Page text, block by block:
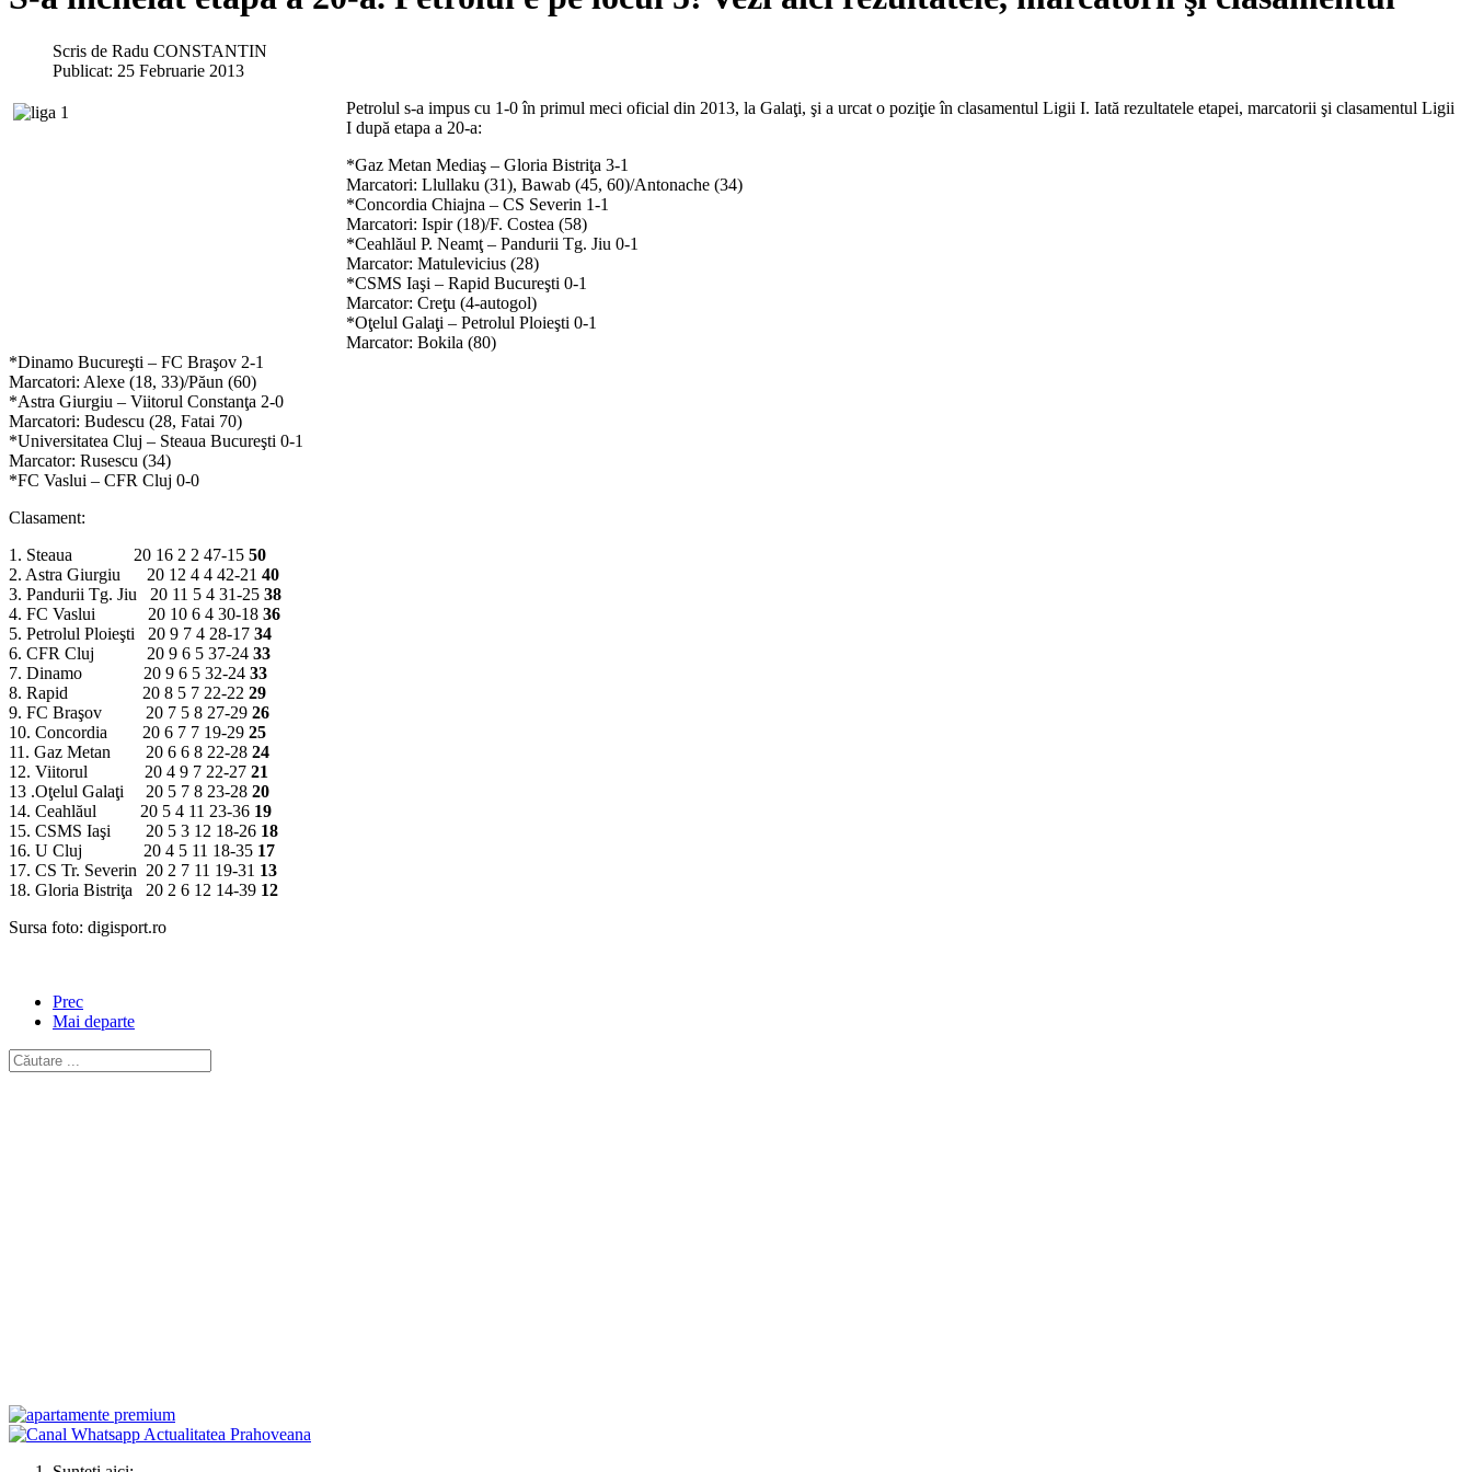
Scris de Radu CONSTANTIN
Publicat: 25 Februarie 2013
Petrolul s-a impus cu 1-0 în primul meci oficial din 2013, la Galaţi, şi a urcat o poziţie în clasamentul Ligii I. Iată rezultatele etapei, marcatorii şi clasamentul Ligii
I după etapa a 20-a:
*Gaz Metan Mediaş – Gloria Bistriţa 3-1
Marcatori: Llullaku (31), Bawab (45, 60)/Antonache (34)
*Concordia Chiajna – CS Severin 1-1
Marcatori: Ispir (18)/F. Costea (58)
*Ceahlăul P. Neamţ – Pandurii Tg. Jiu 0-1
Marcator: Matulevicius (28)
*CSMS Iaşi – Rapid Bucureşti 0-1
Marcator: Creţu (4-autogol)
*Oţelul Galaţi – Petrolul Ploieşti 0-1
Marcator: Bokila (80)
*Dinamo Bucureşti – FC Braşov 2-1
Marcatori: Alexe (18, 33)/Păun (60)
*Astra Giurgiu – Viitorul Constanţa 2-0
Marcatori: Budescu (28, Fatai 70)
*Universitatea Cluj – Steaua Bucureşti 0-1
Marcator: Rusescu (34)
*FC Vaslui – CFR Cluj 0-0
Clasament:
1. Steaua 20 16 2 2 47-15 50
2. Astra Giurgiu 20 12 4 4 42-21 40
3. Pandurii Tg. Jiu 20 11 5 4 31-25 38
4. FC Vaslui 20 10 6 4 30-18 36
5. Petrolul Ploieşti 20 9 7 4 28-17 34
6. CFR Cluj 20 9 6 5 37-24 33
7. Dinamo 20 9 6 5 32-24 33
8. Rapid 20 8 5 7 22-22 29
9. FC Braşov 20 7 5 8 27-29 26
10. Concordia 20 6 7 7 19-29 25
11. Gaz Metan 20 6 6 8 22-28 24
12. Viitorul 20 4 9 7 22-27 21
13 .Oţelul Galaţi 20 5 7 8 23-28 20
14. Ceahlăul 20 5 4 11 23-36 19
15. CSMS Iaşi 20 5 3 12 18-26 18
16. U Cluj 20 4 5 11 18-35 17
17. CS Tr. Severin 20 2 7 11 19-31 13
18. Gloria Bistriţa 20 2 6 12 14-39 12
Sursa foto: digisport.ro
Prec
Mai departe